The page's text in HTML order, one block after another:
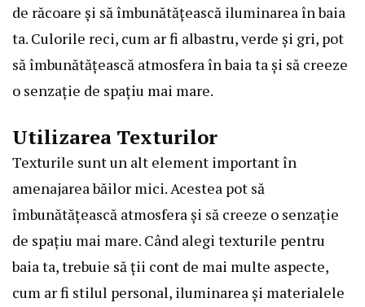
de răcoare și să îmbunătățească iluminarea în baia
ta. Culorile reci, cum ar fi albastru, verde și gri, pot
să îmbunătățească atmosfera în baia ta și să creeze
o senzație de spațiu mai mare.
Utilizarea Texturilor
Texturile sunt un alt element important în
amenajarea băilor mici. Acestea pot să
îmbunătățească atmosfera și să creeze o senzație
de spațiu mai mare. Când alegi texturile pentru
baia ta, trebuie să ții cont de mai multe aspecte,
cum ar fi stilul personal, iluminarea și materialele